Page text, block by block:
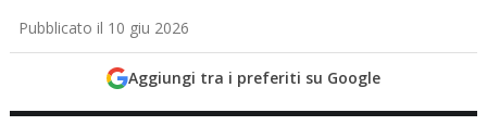
Pubblicato il 10 giu 2026
Aggiungi tra i preferiti su Google